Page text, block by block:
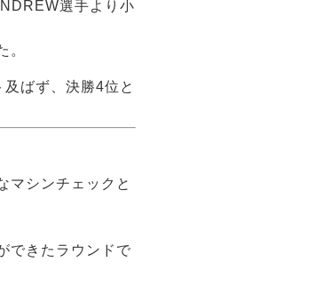
選手より小
。
ばず、決勝4位と
マシンチェックと
できたラウンドで